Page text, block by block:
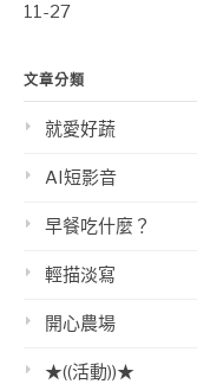
11-27
文章分類
就愛好蔬
AI短影音
早餐吃什麼？
輕描淡寫
開心農場
★((活動))★